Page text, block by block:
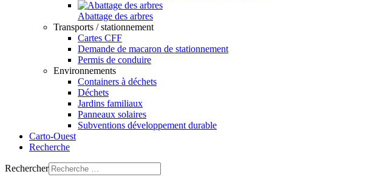
Abattage des arbres
Transports / stationnement
Cartes CFF
Demande de macaron de stationnement
Permis de conduire
Environnements
Containers à déchets
Déchets
Jardins familiaux
Panneaux solaires
Subventions développement durable
Carto-Ouest
Recherche
Rechercher